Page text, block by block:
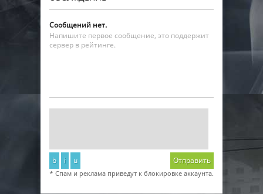
Сообщений нет.
Напишите первое сообщение, это поддержит
сервер в рейтинге.
b i u Отправить
* Спам и реклама приведут к блокировке аккаунта.